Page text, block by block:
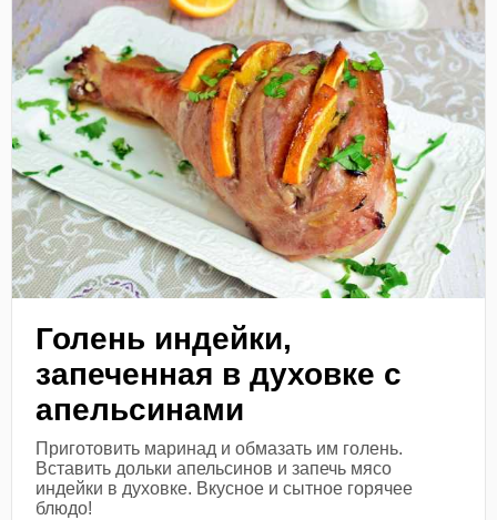
Голень индейки,
запеченная в духовке с
апельсинами
Приготовить маринад и обмазать им голень.
Вставить дольки апельсинов и запечь мясо
индейки в духовке. Вкусное и сытное горячее
блюдо!